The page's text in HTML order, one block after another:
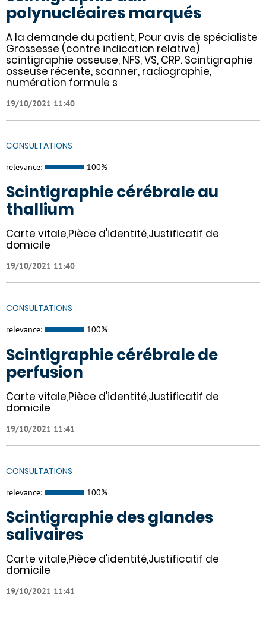
polynucléaires marqués
A la demande du patient, Pour avis de spécialiste
Grossesse (contre indication relative)
scintigraphie osseuse, NFS, VS, CRP. Scintigraphie
osseuse récente, scanner, radiographie,
numération formule s
19/10/2021 11:40
CONSULTATIONS
relevance: 100%
Scintigraphie cérébrale au
thallium
Carte vitale,Pièce d'identité,Justificatif de
domicile
19/10/2021 11:40
CONSULTATIONS
relevance: 100%
Scintigraphie cérébrale de
perfusion
Carte vitale,Pièce d'identité,Justificatif de
domicile
19/10/2021 11:41
CONSULTATIONS
relevance: 100%
Scintigraphie des glandes
salivaires
Carte vitale,Pièce d'identité,Justificatif de
domicile
19/10/2021 11:41